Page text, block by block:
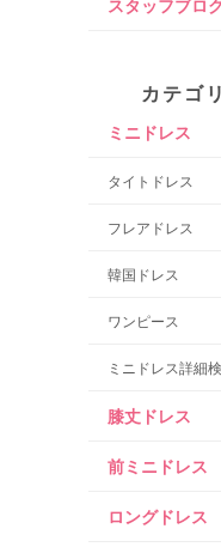
スタッフブロ
カテゴ
ミニドレス
タイトドレス
フレアドレス
韓国ドレス
ワンピース
ミニドレス詳細
膝丈ドレス
前ミニドレス
ロングドレス